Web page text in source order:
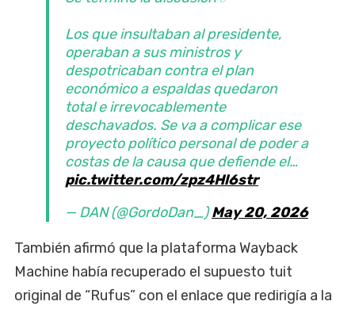
Los que insultaban al presidente,
operaban a sus ministros y
despotricaban contra el plan
económico a espaldas quedaron
total e irrevocablemente
deschavados. Se va a complicar ese
proyecto político personal de poder a
costas de la causa que defiende el…
pic.twitter.com/zpz4Hl6str
— DAN (@GordoDan_)May 20, 2026
También afirmó que la plataforma Wayback
Machine había recuperado el supuesto tuit
original de “Rufus” con el enlace que redirigía a la